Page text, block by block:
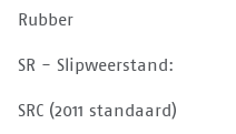
Rubber
SR - Slipweerstand:
SRC (2011 standaard)